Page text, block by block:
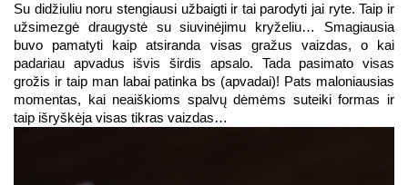
Su didžiuliu noru stengiausi užbaigti ir tai parodyti jai ryte. Taip ir
užsimezgė draugystė su siuvinėjimu kryželiu… Smagiausia
buvo pamatyti kaip atsiranda visas gražus vaizdas, o kai
padariau apvadus išvis širdis apsalo. Tada pasimato visas
grožis ir taip man labai patinka bs (apvadai)! Pats maloniausias
momentas, kai neaiškioms spalvų dėmėms suteiki formas ir
taip išryškėja visas tikras vaizdas…